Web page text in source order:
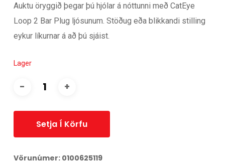
Auktu öryggið þegar þú hjólar á nóttunni með CatEye
Loop 2 Bar Plug ljósunum. Stöðug eða blikkandi stilling
eykur líkurnar á að þú sjáist.
Lager
Setja Í Körfu
Vörunúmer: 0100625119